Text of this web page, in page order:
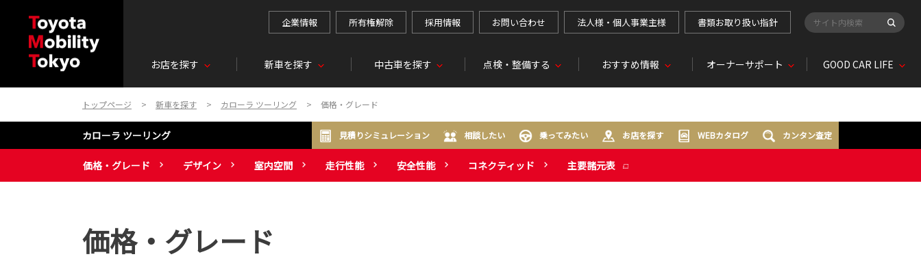
お店を探す 新車を探す 中古車を探す 点検・整備する おすすめ情報 オーナーサポート GOOD CAR LIFE
企業情報 所有権解除 採用情報 お問い合わせ 法人様・個人事業主様 書類お取り扱い指針 検索キーワード入力
トップページ 新車を探す カローラ ツーリング 価格・グレード
カローラ ツーリング 見積りシミュレーション 相談したい 乗ってみたい お店を探す WEBカタログ カンタン査定
価格・グレード デザイン 室内空間 走行性能 安全性能 コネクティッド 主要諸元表
価格・グレード